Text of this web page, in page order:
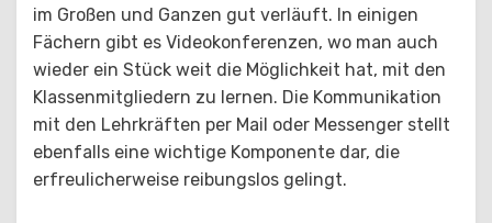
im Großen und Ganzen gut verläuft. In einigen
Fächern gibt es Videokonferenzen, wo man auch
wieder ein Stück weit die Möglichkeit hat, mit den
Klassenmitgliedern zu lernen. Die Kommunikation
mit den Lehrkräften per Mail oder Messenger stellt
ebenfalls eine wichtige Komponente dar, die
erfreulicherweise reibungslos gelingt.